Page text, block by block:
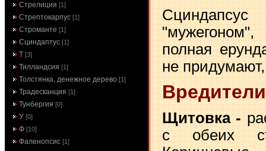
Стрелиция [1]
Стрептокарпус [1]
Строманте [1]
Сциндаптус [1]
Т [3]
Тилландсия [1]
Толстянка, денежное дерево [1]
Традесканция [1]
Тунбергия [0]
У [0]
Ф [10]
Фаленопсис [1]
полная
не
Вредители
Щитовка -
с обеих